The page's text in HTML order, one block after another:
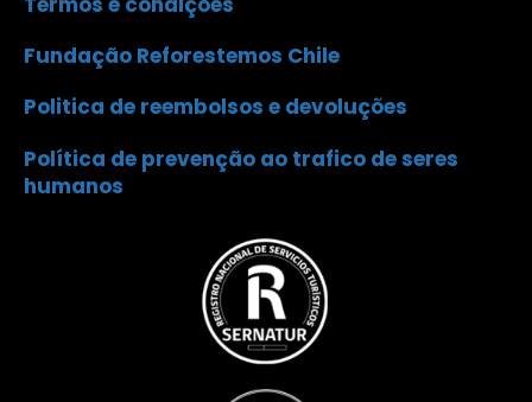
Fundação Reforestemos Chile
Politica de reembolsos e devoluções
Política de prevenção ao trafico de seres
humanos